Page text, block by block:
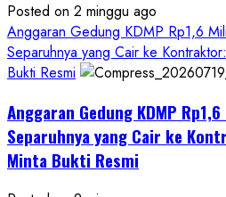
Posted on 2 minggu ago
Anggaran Gedung KDMP Rp1,6
Separuhnya yang Cair ke
Bukti Resmi
Anggaran Gedung KDMP
Separuhnya yang Cair ke
Minta Bukti Resmi